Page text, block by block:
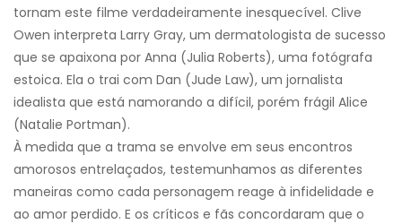
tornam este filme verdadeiramente inesquecível. Clive
Owen interpreta Larry Gray, um dermatologista de sucesso
que se apaixona por Anna (Julia Roberts), uma fotógrafa
estoica. Ela o trai com Dan (Jude Law), um jornalista
idealista que está namorando a difícil, porém frágil Alice
(Natalie Portman).
À medida que a trama se envolve em seus encontros
amorosos entrelaçados, testemunhamos as diferentes
maneiras como cada personagem reage à infidelidade e
ao amor perdido. E os críticos e fãs concordaram que o